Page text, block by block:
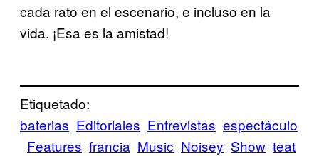
cada rato en el escenario, e incluso en la
vida. ¡Esa es la amistad!
Etiquetado:
baterias Editoriales Entrevistas espectáculo
Features francia Music Noisey Show teat